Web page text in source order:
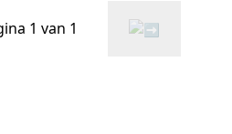
1 van 1